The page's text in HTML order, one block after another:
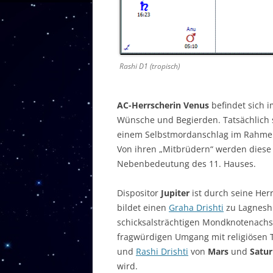
Rashi D1 (tropisch)
AC-Herrscherin Venus befindet sich
Wünsche und Begierden.
einem Selbstmordanschlag im
Von ihren „Mitbrüdern“ werden
Nebenbedeutung des 11. Hauses.
Dispositor Jupiter ist durch seine
bildet einen Graha Drishti zu
schicksalsträchtigen
fragwürdigen Umgang mit religiösen
und Rashi Drishti von Mars und
wird.